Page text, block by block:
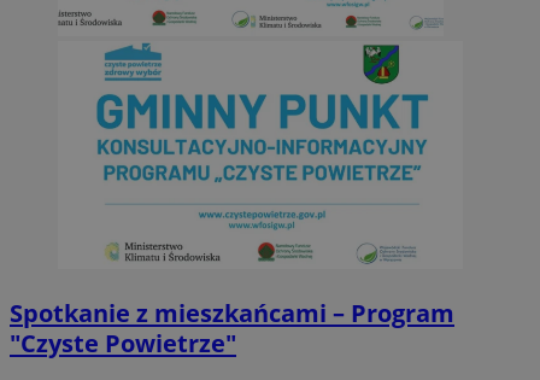
Spotkanie z mieszkańcami – Program
"Czyste Powietrze"